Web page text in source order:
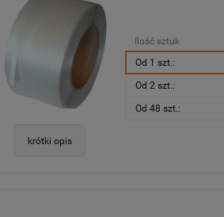
krótki opis
Ilość sztuk
Od 1 szt.:
Od 2 szt.:
Od 48 szt.: